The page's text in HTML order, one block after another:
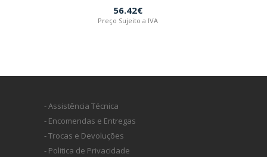
56.42€
Preço Sujeito a IVA
- Assistência Técnica
- Encomendas e Entregas
- Trocas e Devoluções
- Politica de Privacidade